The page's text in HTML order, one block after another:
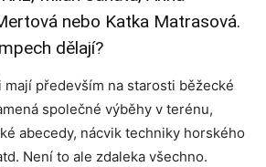
nebo Katka Matrasová.
dělají?
mají především na starosti běžecké
společné výběhy v terénu,
abecedy, nácvik techniky horského
Není to ale zdaleka všechno.